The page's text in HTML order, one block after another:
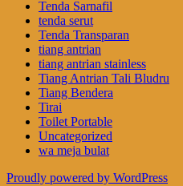
Tenda Sarnafil
tenda serut
Tenda Transparan
tiang antrian
tiang antrian stainless
Tiang Antrian Tali Bludru
Tiang Bendera
Tirai
Toilet Portable
Uncategorized
wa meja bulat
Proudly powered by WordPress